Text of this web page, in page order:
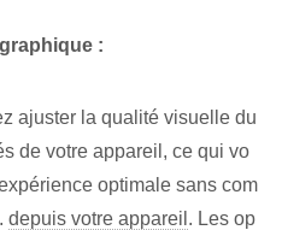
:
ajuster la qualité visuelle du
de votre appareil, ce qui vo
optimale sans com
depuis votre appareil . Les op